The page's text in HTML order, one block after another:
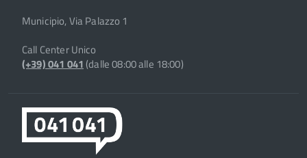
Municipio, Via Palazzo 1
Call Center Unico
(+39) 041 041(dalle 08:00 alle 18:00)